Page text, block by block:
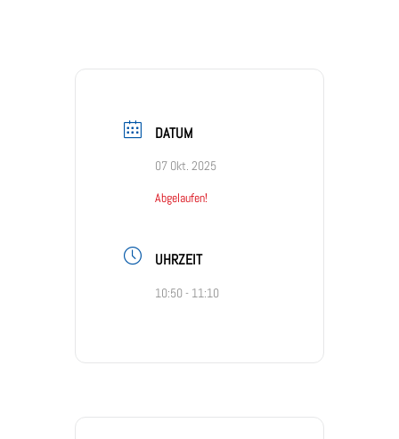
DATUM
07 Okt. 2025
Abgelaufen!
UHRZEIT
10:50 - 11:10